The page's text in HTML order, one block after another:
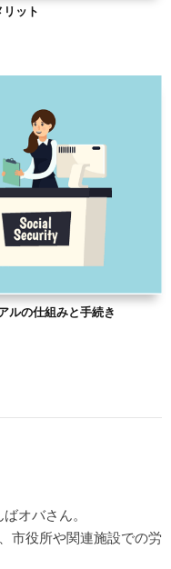
ット
ルの仕組みと手続き
オバさん。
市役所や関連施設での労